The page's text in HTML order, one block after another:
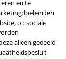
en te
op sociale
alleen gedeeld